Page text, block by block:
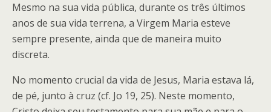
Mesmo na sua vida pública, durante os três últimos
anos de sua vida terrena, a Virgem Maria esteve
sempre presente, ainda que de maneira muito
discreta.
No momento crucial da vida de Jesus, Maria estava lá,
de pé, junto à cruz (cf. Jo 19, 25). Neste momento,